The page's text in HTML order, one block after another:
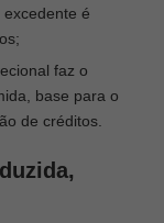
é
faz o
base para o
de créditos.